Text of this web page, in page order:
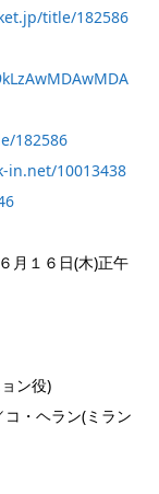
title/182586
182586
in.net/10013438
月１６日(木)正午
ン役)
・ヘラン(ミラン